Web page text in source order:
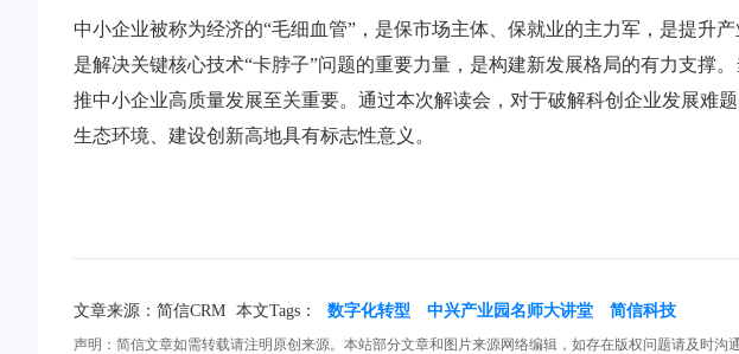
中小企业被称为经济的“毛细血管”，是保市场主体、保就业的主力军，是提升
是解决关键核心技术“卡脖子”问题的重要力量，是构建新发展格局的有力支撑
推中小企业高质量发展至关重要。通过本次解读会，对于破解科创企业发展难
生态环境、建设创新高地具有标志性意义。
文章来源：简信CRM 本文Tags： 数字化转型 中兴产业园名师大讲堂 简信科技
声明：简信文章如需转载请注明原创来源。本站部分文章和图片来源网络编辑，如存在版权问题请及时沟